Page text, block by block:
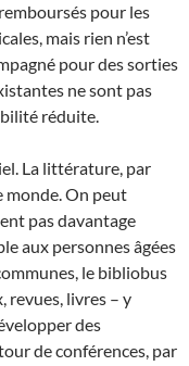
pour les
mais rien n’est
pour des sorties
ne sont pas
réduite.
La littérature, par
monde. On peut
pas davantage
aux personnes âgées
le bibliobus
revues, livres – y
des
de conférences, par